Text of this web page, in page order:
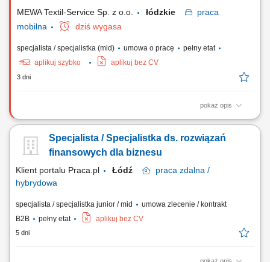
MEWA Textil-Service Sp. z o.o. łódzkie
praca
mobilna
dziś wygasa
specjalista / specjalistka (mid) umowa o pracę
pełny etat
aplikuj szybko
aplikuj bez CV
3 dni
pokaż opis
Zadania: Aktywne budowanie bazy klientów biznesowych w podległym
portfela zleceń. Samodzielne planowanie działań i strategiczne
zarządzanie sprzedażą na powierzonym terenie.
Specjalista / Specjalistka ds. rozwiązań
finansowych dla biznesu
Klient portalu Praca.pl Łódź praca zdalna /
hybrydowa
specjalista / specjalistka junior / mid
umowa zlecenie / kontrakt
B2B
pełny etat aplikuj bez CV
5 dni